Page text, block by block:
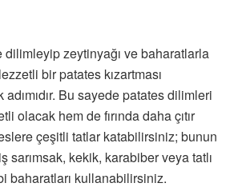
dilimleyip zeytinyağı ve baharatlarla
bir patates kızartması
adımıdır. Bu sayede patates dilimleri
olacak hem de fırında daha çıtır
çeşitli tatlar katabilirsiniz; bunun
sarımsak, kekik, karabiber veya tatlı
baharatları kullanabilirsiniz.